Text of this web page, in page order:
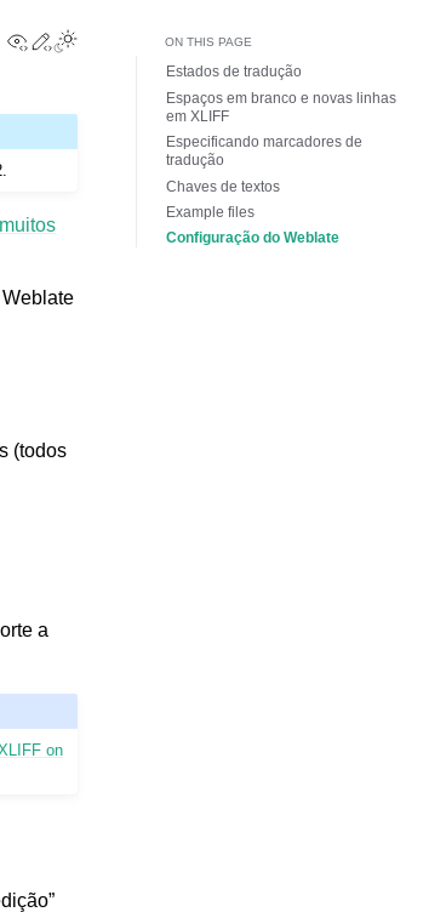
View this page
Edit this page
Toggle Light / Dark / Auto color theme
muitos
(todos
a
on
ON THIS PAGE
Estados de tradução
Espaços em branco e novas linhas
em XLIFF
Especificando marcadores de
tradução
Chaves de textos
Example files
Configuração do Weblate